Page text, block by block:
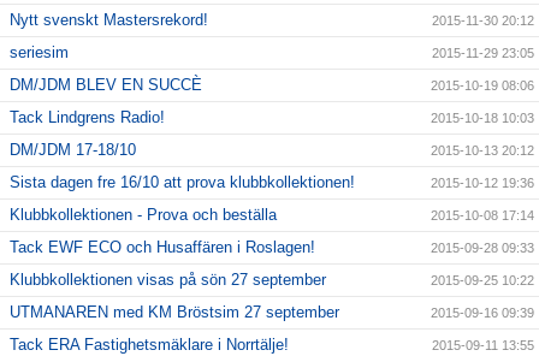
Nytt svenskt Mastersrekord! 2015-11-30 20:12
seriesim 2015-11-29 23:05
DM/JDM BLEV EN SUCCÈ 2015-10-19 08:06
Tack Lindgrens Radio! 2015-10-18 10:03
DM/JDM 17-18/10 2015-10-13 20:12
Sista dagen fre 16/10 att prova klubbkollektionen! 2015-10-12 19:36
Klubbkollektionen - Prova och beställa 2015-10-08 17:14
Tack EWF ECO och Husaffären i Roslagen! 2015-09-28 09:33
Klubbkollektionen visas på sön 27 september 2015-09-25 10:22
UTMANAREN med KM Bröstsim 27 september 2015-09-16 09:39
Tack ERA Fastighetsmäklare i Norrtälje! 2015-09-11 13:55